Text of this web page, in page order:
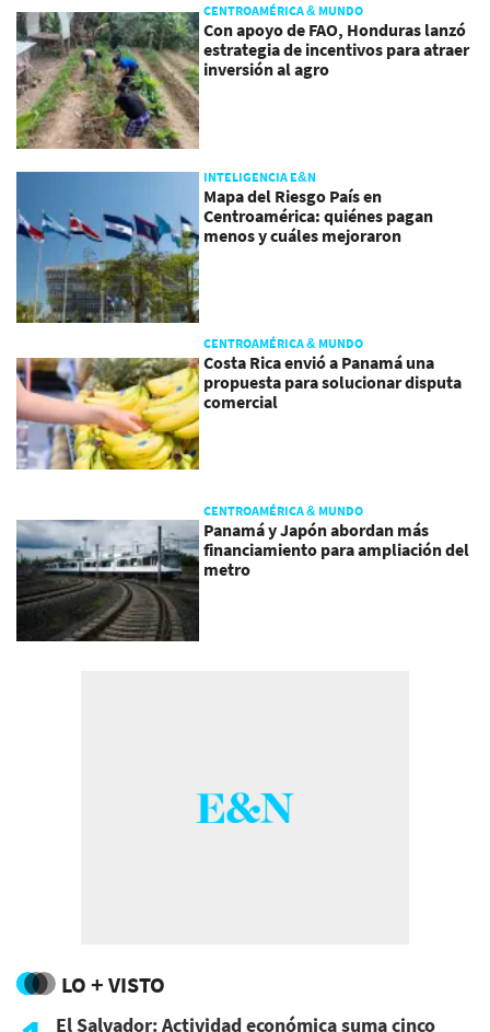
CENTROAMÉRICA & MUNDO
Con apoyo de FAO, Honduras lanzó
estrategia de incentivos para atraer
inversión al agro
INTELIGENCIA E&N
Mapa del Riesgo País en
Centroamérica: quiénes pagan
menos y cuáles mejoraron
CENTROAMÉRICA & MUNDO
Costa Rica envió a Panamá una
propuesta para solucionar disputa
comercial
CENTROAMÉRICA & MUNDO
Panamá y Japón abordan más
financiamiento para ampliación del
metro
LO + VISTO
El Salvador: Actividad económica suma cinco